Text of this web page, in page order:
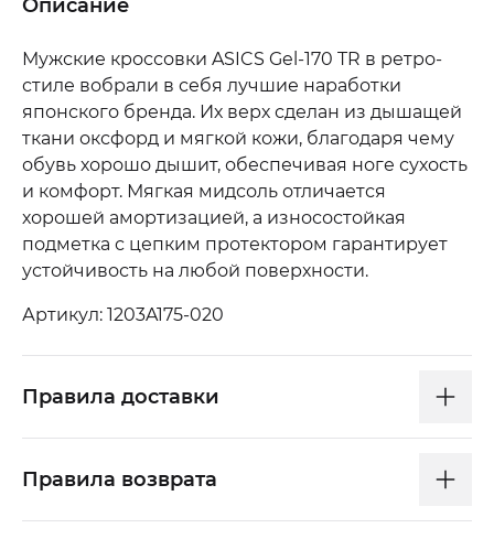
Описание
Мужские кроссовки ASICS Gel-170 TR в ретро-
стиле вобрали в себя лучшие наработки
японского бренда. Их верх сделан из дышащей
ткани оксфорд и мягкой кожи, благодаря чему
обувь хорошо дышит, обеспечивая ноге сухость
и комфорт. Мягкая мидсоль отличается
хорошей амортизацией, а износостойкая
подметка с цепким протектором гарантирует
устойчивость на любой поверхности.
Артикул: 1203A175-020
Правила доставки
Правила возврата